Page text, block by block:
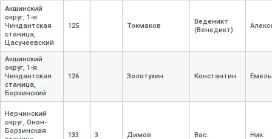
Акшинский
округ, 1-я
Чиндантская
станица,
Цасучеевский
125 Токмаков
Веденикт
(Венедикт)
Акшинский
округ, 1-я
Чиндантская
станица,
Борзинский
126 Золотухин Константин
Нерчинский
округ, Онон-
Борзинская
133 3 Димов Вас. Ник.